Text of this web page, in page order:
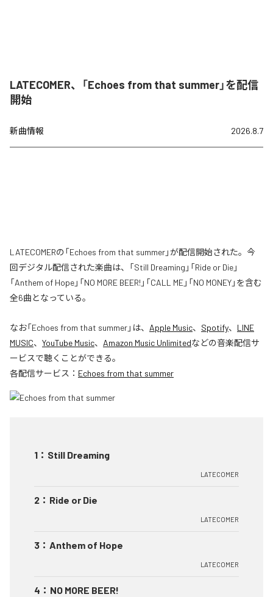
LATECOMER、「Echoes from that summer」を配信
開始
新曲情報 2026.8.7
LATECOMERの「Echoes from that summer」が配信開始された。今
回デジタル配信された楽曲は、「Still Dreaming」「Ride or Die」
「Anthem of Hope」「NO MORE BEER!」「CALL ME」「NO MONEY」を含む
全6曲となっている。
なお「Echoes from that summer」は、 Apple Music、 Spotify、 LINE
MUSIC、 YouTube Music、 Amazon Music Unlimitedなどの音楽配信サ
ービスで聴くことができる。
各配信サービス： Echoes from that summer
1 ： Still Dreaming
LATECOMER
2 ： Ride or Die
LATECOMER
3 ： Anthem of Hope
LATECOMER
4 ： NO MORE BEER!